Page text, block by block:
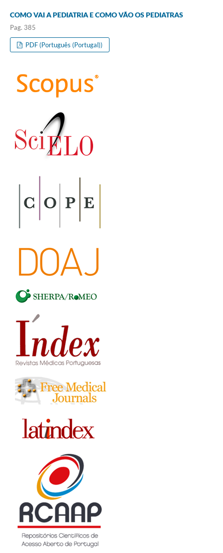
COMO VAI A PEDIATRIA E COMO VÃO OS PEDIATRAS
Pag. 385
PDF (Português (Portugal))